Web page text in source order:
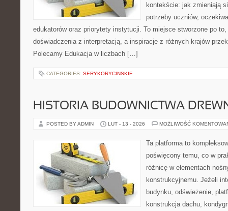
kontekście: jak zmieniają
potrzeby uczniów,
edukatorów oraz priorytety instytucji. To miejsce stworzone po to,
doświadczenia z interpretacją, a inspiracje z różnych krajów
Polecamy Edukacja w liczbach […]
CATEGORIES: SERYKORYCINSKIE
HISTORIA BUDOWNICTWA
POSTED BY ADMIN LUT - 13 - 2026 MOŻLIWOŚĆ
Ta platforma to
poświęcony temu, co w
różnicę w elementach
konstrukcyjnemu. Jeżeli
budynku, odświeżenie,
konstrukcja dachu,